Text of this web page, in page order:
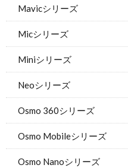
Mavicシリーズ
Micシリーズ
Miniシリーズ
Neoシリーズ
Osmo 360シリーズ
Osmo Mobileシリーズ
Osmo Nanoシリーズ